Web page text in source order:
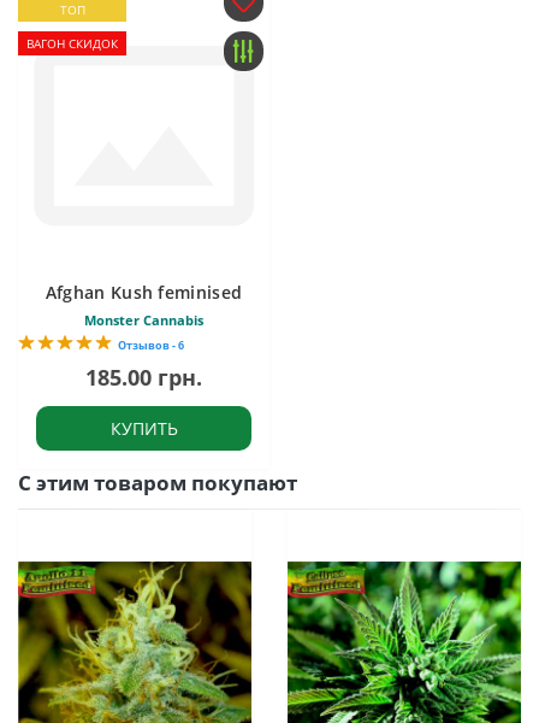
ТОП
ВАГОН СКИДОК
Afghan Kush feminised
Monster Cannabis
Отзывов - 6
185.00 грн.
КУПИТЬ
С этим товаром покупают